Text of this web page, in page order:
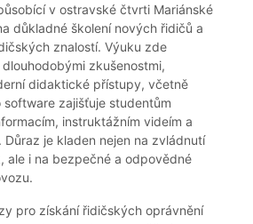
v ostravské čtvrti Mariánské
důkladné školení nových řidičů a
znalostí. Výuku zde
zkušenostmi,
didaktické přístupy, včetně
zajišťuje studentům
instruktážním videím a
je kladen nejen na zvládnutí
ale i na bezpečné a odpovědné
pro získání řidičských oprávnění